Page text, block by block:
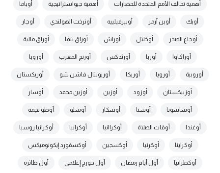
أهمية تحالف الأمم المتحدة للحضارات أهمية جيواستراتيجية أوباما
أوبك أوبن آرمز أوبيرفيلييه أوترخت الهولندي أوجار
أوجاع الصدر أوخلال أوراش أوراق بنما أوراق مالية
أوراكاوا أوربا أورثدكس أورنج المغرب أوروبا
أوروبية أورويا أوريكا أوريونتال فاشن شو أوزبكستان
أوزبيكستان أوزود أوزين أوزين محمد أوسار
أوساسونا أوستا أوسكار أوسلو أوطو نجمة
أوغندا أوقات الصلاة أوكراانيا أوكرانيا أوكرانيا روسيا
أوكراينا أوكرنيا أوكسجين أوكسفورد إيكونوميكس
أوكطرانيا أول أيام رمضان أول خورج إعلامي أول طائرة